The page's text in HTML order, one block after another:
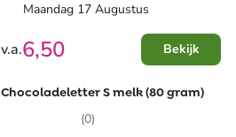
Maandag 17 Augustus
v.a.6,50 Bekijk
Chocoladeletter S melk (80 gram)
(0)